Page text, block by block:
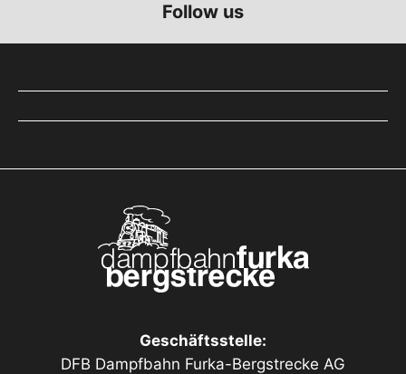
Follow us
Geschäftsstelle:
DFB Dampfbahn Furka-Bergstrecke AG